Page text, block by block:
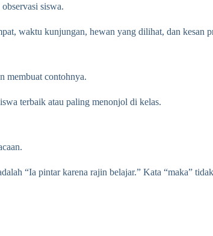
siswa.
waktu kunjungan, hewan yang dilihat, dan kesan
membuat contohnya.
terbaik atau paling menonjol di kelas.
“Ia pintar karena rajin belajar.” Kata “maka”